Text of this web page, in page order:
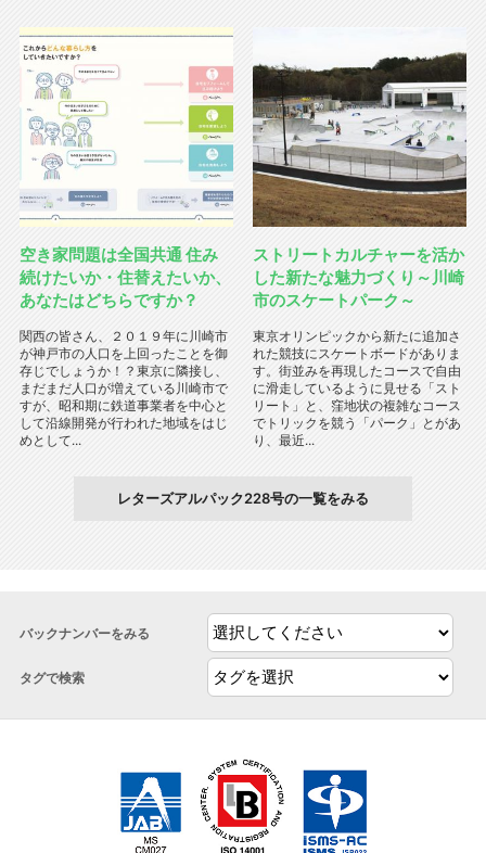
空き家問題は全国共通 住み
続けたいか・住替えたいか、
あなたはどちらですか？
関西の皆さん、２０１９年に川崎市
が神戸市の人口を上回ったことを御
存じでしょうか！？東京に隣接し、
まだまだ人口が増えている川崎市で
すが、昭和期に鉄道事業者を中心と
して沿線開発が行われた地域をはじ
めとして...
ストリートカルチャーを活か
した新たな魅力づくり～川崎
市のスケートパーク～
東京オリンピックから新たに追加さ
れた競技にスケートボードがありま
す。街並みを再現したコースで自由
に滑走しているように見せる「スト
リート」と、窪地状の複雑なコース
でトリックを競う「パーク」とがあ
り、最近...
レターズアルパック228号の一覧をみる
バックナンバーをみる
タグで検索